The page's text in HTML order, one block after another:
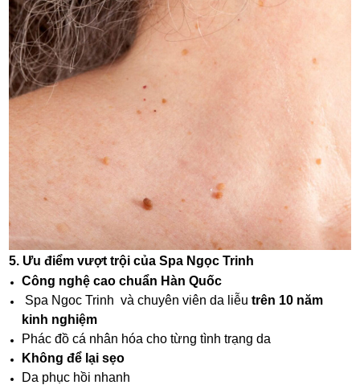
5. Ưu điểm vượt trội của Spa Ngọc Trinh
Công nghệ cao chuẩn Hàn Quốc
Spa Ngoc Trinh và chuyên viên da liễutrên 10 năm
kinh nghiệm
Phác đồ cá nhân hóa cho từng tình trạng da
Không để lại sẹo
Da phục hồi nhanh